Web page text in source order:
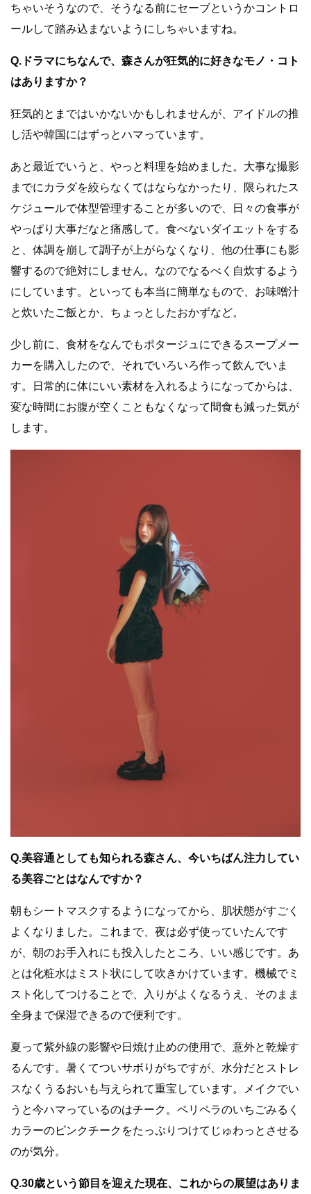
ちゃいそうなので、そうなる前にセーブというかコントロ
ールして踏み込まないようにしちゃいますね。
Q.ドラマにちなんで、森さんが狂気的に好きなモノ・コト
はありますか？
狂気的とまではいかないかもしれませんが、アイドルの推
し活や韓国にはずっとハマっています。
あと最近でいうと、やっと料理を始めました。大事な撮影
までにカラダを絞らなくてはならなかったり、限られたス
ケジュールで体型管理することが多いので、日々の食事が
やっぱり大事だなと痛感して。食べないダイエットをする
と、体調を崩して調子が上がらなくなり、他の仕事にも影
響するので絶対にしません。なのでなるべく自炊するよう
にしています。といっても本当に簡単なもので、お味噌汁
と炊いたご飯とか、ちょっとしたおかずなど。
少し前に、食材をなんでもポタージュにできるスープメー
カーを購入したので、それでいろいろ作って飲んでいま
す。日常的に体にいい素材を入れるようになってからは、
変な時間にお腹が空くこともなくなって間食も減った気が
します。
Q.美容通としても知られる森さん、今いちばん注力してい
る美容ごとはなんですか？
朝もシートマスクするようになってから、肌状態がすごく
よくなりました。これまで、夜は必ず使っていたんです
が、朝のお手入れにも投入したところ、いい感じです。あ
とは化粧水はミスト状にして吹きかけています。機械でミ
スト化してつけることで、入りがよくなるうえ、そのまま
全身まで保湿できるので便利です。
夏って紫外線の影響や日焼け止めの使用で、意外と乾燥す
るんです。暑くてついサボりがちですが、水分だとストレ
スなくうるおいも与えられて重宝しています。メイクでい
うと今ハマっているのはチーク。ペリペラのいちごみるく
カラーのピンクチークをたっぷりつけてじゅわっとさせる
のが気分。
Q.30歳という節目を迎えた現在、これからの展望はありま